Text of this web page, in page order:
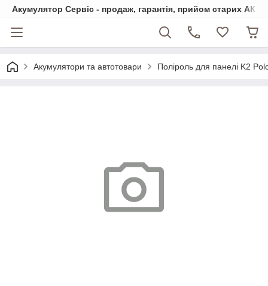
Акумулятор Сервіс - продаж, гарантія, прийом старих АКБ
Акумулятори та автотовари Поліроль для панелі K2